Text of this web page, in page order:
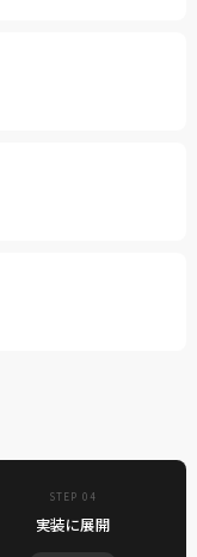
STEP 04
実装に展開